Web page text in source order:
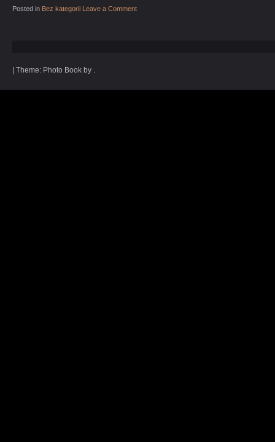
Posted in Bez kategorii Leave a Comment
Theme: Photo Book by .